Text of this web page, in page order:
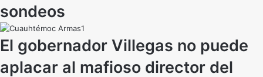
sondeos
El gobernador Villegas no puede
aplacar al mafioso director del